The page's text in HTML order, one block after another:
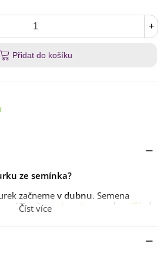
+
Přidat do košíku
ze semínka?
začneme v dubnu. Semena
s výživnýmsubstrátem nebo jiffů
do
světla
Číst více